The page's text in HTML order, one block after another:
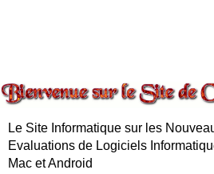
Le Site Informatique sur les
Evaluations de Logiciels
Mac et Android